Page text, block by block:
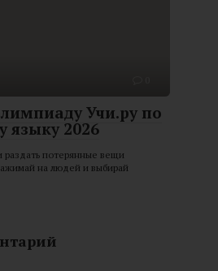
Учи.ру по
языку 2026
потерянные вещи
на людей и выбирай